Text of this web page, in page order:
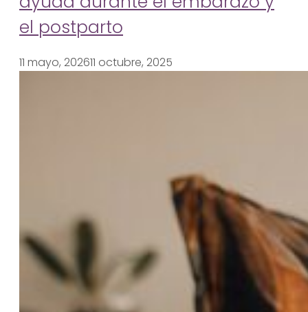
el postparto
11 mayo, 202611 octubre, 2025